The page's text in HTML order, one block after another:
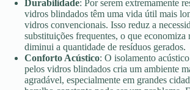
Durabilidade: Por serem extremamente
vidros blindados têm uma vida útil mais
vidros convencionais. Isso reduz a
substituições frequentes, o que economiza
diminui a quantidade de resíduos gerados.
Conforto Acústico: O isolamento
pelos vidros blindados cria um ambiente
agradável, especialmente em grandes